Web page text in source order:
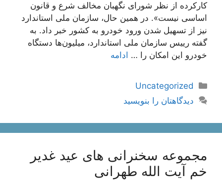
کارکرده از نظر شورای نگهبان مخالف شرع و قانون
اساسی نیست». در همین حال، سازمان ملی استاندارد
نیز از تسهیل شدن ورود خودرو به کشور خبر داد. به
گفته رییس سازمان ملی استاندارد، میلیون‌ها دستگاه
خودرو این امکان را … ادامه
دسته‌ها
Uncategorized
دیدگاهتان را بنویسید
مجموعه سخنرانی های عید غدیر
خم آیت الله طهرانی